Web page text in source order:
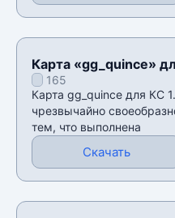
Карта «gg_quince»
165
Карта gg_quince для КС
чрезвычайно
тем, что выполнена
Скачать